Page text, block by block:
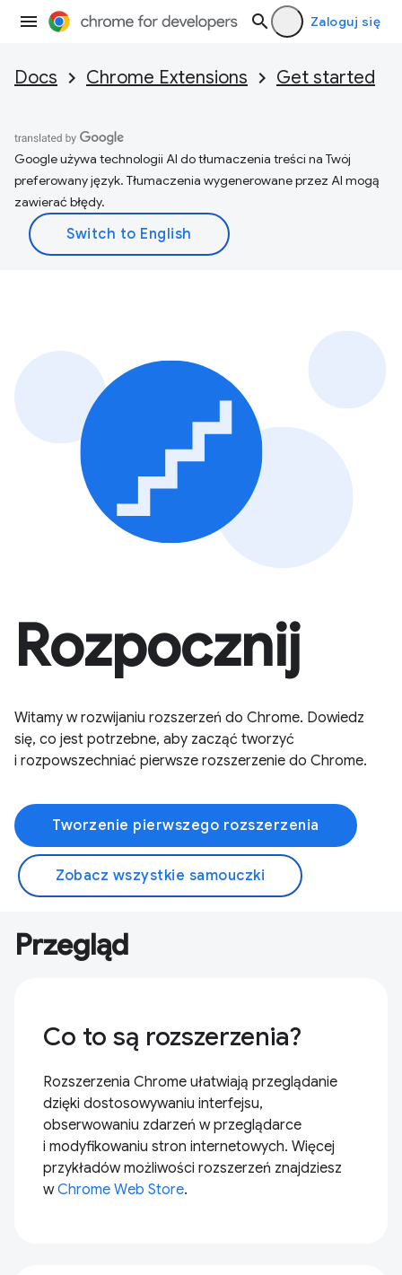
Zaloguj się
Docs Chrome Extensions Get started
Google używa technologii AI do tłumaczenia treści na Twój
preferowany język. Tłumaczenia wygenerowane przez AI mogą
zawierać błędy.
Rozpocznij
Witamy w rozwijaniu rozszerzeń do Chrome. Dowiedz
się, co jest potrzebne, aby zacząć tworzyć
i rozpowszechniać pierwsze rozszerzenie do Chrome.
Tworzenie pierwszego rozszerzenia
Zobacz wszystkie samouczki
Przegląd
Co to są rozszerzenia?
Rozszerzenia Chrome ułatwiają przeglądanie
dzięki dostosowywaniu interfejsu,
obserwowaniu zdarzeń w przeglądarce
i modyfikowaniu stron internetowych. Więcej
przykładów możliwości rozszerzeń znajdziesz
wChrome Web Store.